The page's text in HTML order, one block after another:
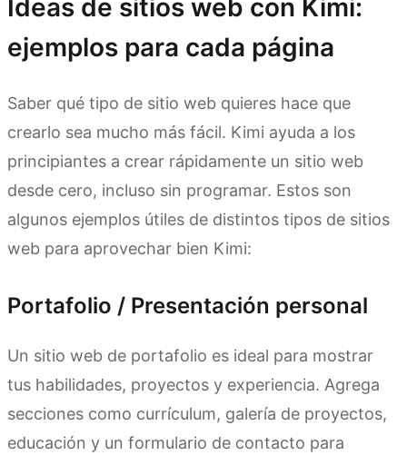
Ideas de sitios web con Kimi:
ejemplos para cada página
Saber qué tipo de sitio web quieres hace que
crearlo sea mucho más fácil. Kimi ayuda a los
principiantes a crear rápidamente un sitio web
desde cero, incluso sin programar. Estos son
algunos ejemplos útiles de distintos tipos de sitios
web para aprovechar bien Kimi:
Portafolio / Presentación personal
Un sitio web de portafolio es ideal para mostrar
tus habilidades, proyectos y experiencia. Agrega
secciones como currículum, galería de proyectos,
educación y un formulario de contacto para